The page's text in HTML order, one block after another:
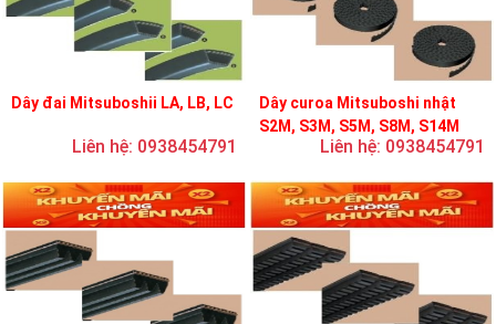
Dây đai Mitsuboshii LA, LB, LC
Liên hệ: 0938454791
Dây curoa Mitsuboshi nhật
S2M, S3M, S5M, S8M, S14M
Liên hệ: 0938454791